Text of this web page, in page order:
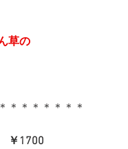
草の
＊＊＊＊＊＊＊
￥1700